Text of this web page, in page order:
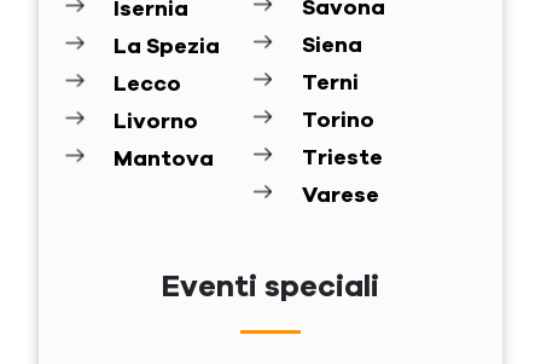
Isernia
La Spezia
Lecco
Livorno
Mantova
Savona
Siena
Terni
Torino
Trieste
Varese
Eventi speciali